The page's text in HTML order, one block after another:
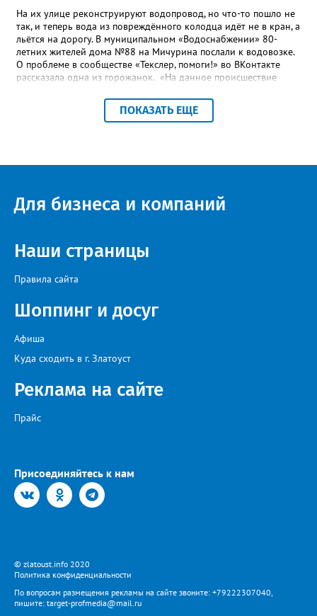
На их улице реконструируют водопровод, но что-то пошло не
так, и теперь вода из повреждённого колодца идёт не в кран, а
льётся на дорогу. В муниципальном «Водоснабжении» 80-
летних жителей дома №88 на Мичурина послали к водовозке.
О проблеме в сообществе «Текслер, помоги!» во ВКонтакте
рассказала одна из горожанок. «На данное происшествие
гл.инженера Шепелева А.Н. из обслуживающей организации
МУП ЗГО "Златоустовское Водоснабжение" ул. Островского, 7,
пунктуация авторские). Под обращением есть комментарий
посёлке и работать приходится в сложных условиях горной
местности. «К сожалению, в процессе бурения иногда
малого диаметра, - отмечает Olga Vyacheslavovna. - Зачастую
такие вводы не отражены в исполнительной документации
строительства. Каждый подобный случай требует отдельного
возникающие сложности, предприятие ежедневно
обеспечивает жителей питьевой водой. Подвоз воды
организован с 17:00 до 20:00 у магазина “Олеся”».
Представитель «Водоснабжения» уверяет: предприятие делает
всё возможное, «чтобы завершить восстановительные работы в
Когда будет восстановлена подача воды в дом №88 в
комментарии не уточняется.
ПОКАЗАТЬ ЕЩЕ
Для бизнеса и компаний
Наши страницы
Правила сайта
Шоппинг и досуг
Афиша
Куда сходить в г. Златоуст
Реклама на сайте
Прайс
Присоединяйтесь к нам
© zlatoust.info 2020
Политика конфиденциальности
По вопросам размещения рекламы на сайте звоните: +79222307040,
пишите: target-profmedia@mail.ru